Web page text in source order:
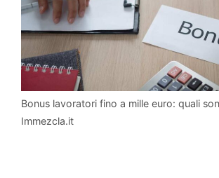
Bonus lavoratori fino a mille euro: quali
Immezcla.it